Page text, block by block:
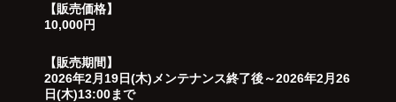
【販売価格】
10,000円
【販売期間】
2026年2月19日(木)メンテナンス終了後～2026年2月26
日(木)13:00まで